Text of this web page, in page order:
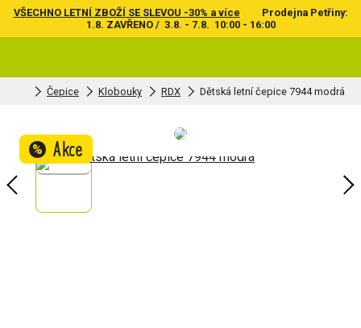
VŠECHNO LETNÍ ZBOŽÍ SE SLEVOU -30% a více
Prodejna Petřiny:
1.8. ZAVŘENO / 3.8. - 7.8. 10:00 - 16:00
Čepice Klobouky RDX Dětská letní čepice 7944 modrá
% Akce